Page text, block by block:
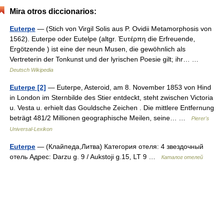
Mira otros diccionarios:
Euterpe — (Stich von Virgil Solis aus P. Ovidii Metamorphosis von
1562). Euterpe oder Eutelpe (altgr. Ἐυτέρπη die Erfreuende,
Ergötzende ) ist eine der neun Musen, die gewöhnlich als
Vertreterin der Tonkunst und der lyrischen Poesie gilt; ihr… …
Deutsch Wikipedia
Euterpe [2] — Euterpe, Asteroid, am 8. November 1853 von Hind
in London im Sternbilde des Stier entdeckt, steht zwischen Victoria
u. Vesta u. erhielt das Gouldsche Zeichen . Die mittlere Entfernung
beträgt 481/2 Millionen geographische Meilen, seine… …
Pierer's
Universal-Lexikon
Euterpe — (Клайпеда,Литва) Категория отеля: 4 звездочный
отель Адрес: Darzu g. 9 / Aukstoji g.15, LT 9 …
Каталог отелей